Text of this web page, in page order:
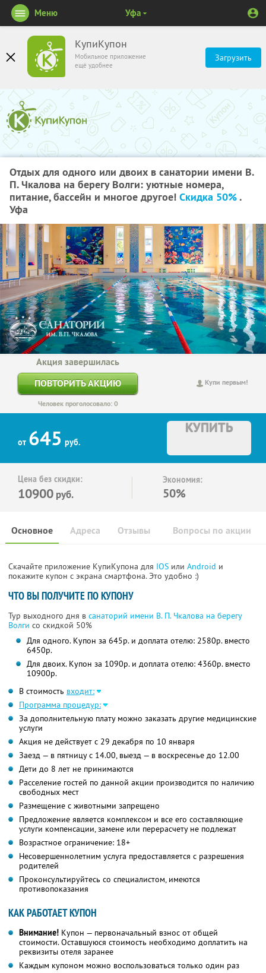
КупиКупон
Мобильное приложение
ещё удобнее
Загрузить
Меню Уфа
Отдых для одного или двоих в санатории имени В.
П. Чкалова на берегу Волги: уютные номера,
питание, бассейн и многое другое! Скидка 50%.
Уфа
Купи первым!
Акция завершилась
ПОВТОРИТЬ АКЦИЮ
Человек проголосовало: 0
от 645 руб.
КУПИТЬ
Цена без скидки:
10900 руб.
Экономия:
50%
Основное Отзывы Вопросы по акции
Адреса
Скачайте приложение КупиКупона для IOS или Android и
покажите купон с экрана смартфона. Это удобно :)
ЧТО ВЫ ПОЛУЧИТЕ ПО КУПОНУ
Тур выходного дня в санаторий имени В. П. Чкалова на берегу
Волги со скидкой 50%
Для одного. Купон за 645р. и доплата отелю: 2580р. вместо
6450р.
Для двоих. Купон за 1090р. и доплата отелю: 4360р. вместо
10900р.
В стоимость входит:
Программа процедур:
За дополнительную плату можно заказать другие медицинские
услуги
Акция не действует с 29 декабря по 10 января
Заезд — в пятницу с 14.00, выезд — в воскресенье до 12.00
Дети до 8 лет не принимаются
Расселение гостей по данной акции производится по наличию
свободных мест
Размещение с животными запрещено
Предложение является комплексом и все его составляющие
услуги компенсации, замене или перерасчету не подлежат
Возрастное ограничение: 18+
Несовершеннолетним услуга предоставляется с разрешения
родителей
Проконсультируйтесь со специалистом, имеются
противопоказания
КАК РАБОТАЕТ КУПОН
Внимание! Купон — первоначальный взнос от общей
стоимости. Оставшуюся стоимость необходимо доплатить на
реквизиты отеля заранее
Каждым купоном можно воспользоваться только один раз